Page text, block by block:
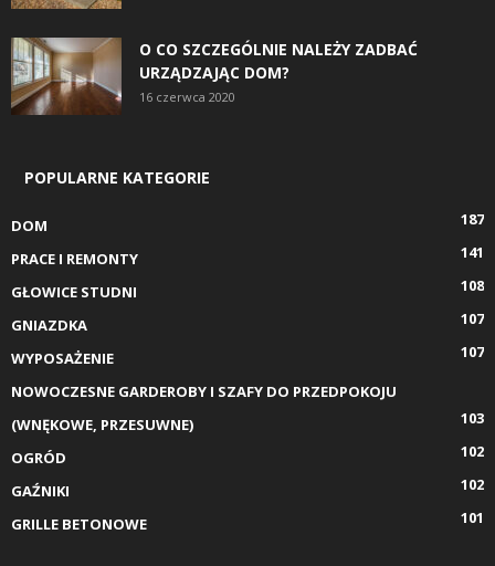
O CO SZCZEGÓLNIE NALEŻY ZADBAĆ
URZĄDZAJĄC DOM?
16 czerwca 2020
POPULARNE KATEGORIE
DOM
187
PRACE I REMONTY
141
GŁOWICE STUDNI
108
GNIAZDKA
107
WYPOSAŻENIE
107
NOWOCZESNE GARDEROBY I SZAFY DO PRZEDPOKOJU
(WNĘKOWE, PRZESUWNE)
103
OGRÓD
102
GAŹNIKI
102
GRILLE BETONOWE
101